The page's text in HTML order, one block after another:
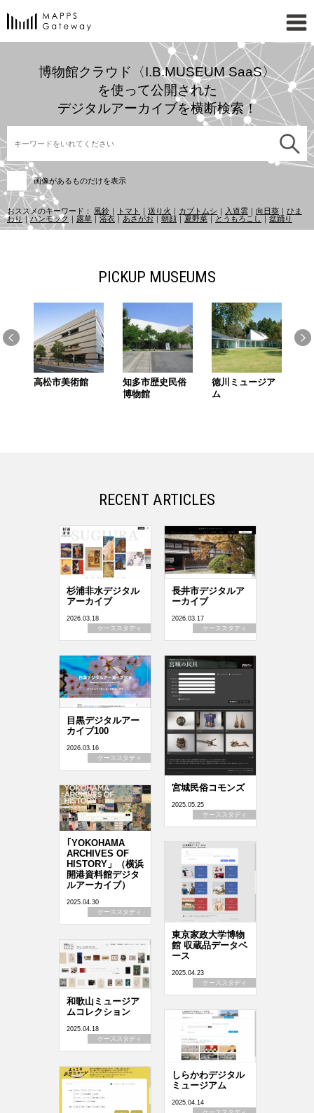
博物館クラウド〈I.B.MUSEUM SaaS〉
を使って公開された
デジタルアーカイブを横断検索！
画像があるものだけを表示
おススメのキーワード： 風鈴 ｜ トマト ｜ 送り火 ｜ カブトムシ ｜ 入道雲 ｜ 向日葵 ｜ ひま
わり ｜ハンモック ｜ 露草 ｜ 浴衣 ｜ あさがお ｜ 朝顔 ｜ 夏野菜 ｜ とうもろこし ｜ 盆踊り
PICKUP MUSEUMS
高松市美術館
知多市歴史民俗
博物館
徳川ミュージア
ム
RECENT ARTICLES
杉浦非水デジタル
アーカイブ
2026.03.18
ケーススタディ
長井市デジタルア
ーカイブ
2026.03.17
ケーススタディ
目黒デジタルアー
カイブ100
2026.03.16
ケーススタディ
宮城民俗コモンズ
2025.05.25
ケーススタディ
｢YOKOHAMA
ARCHIVES OF
HISTORY」（横浜
開港資料館デジタ
ルアーカイブ）
2025.04.30
ケーススタディ
東京家政大学博物
館 収蔵品データベ
ース
2025.04.23
ケーススタディ
和歌山ミュージア
ムコレクション
2025.04.18
ケーススタディ
しらかわデジタル
ミュージアム
2025.04.14